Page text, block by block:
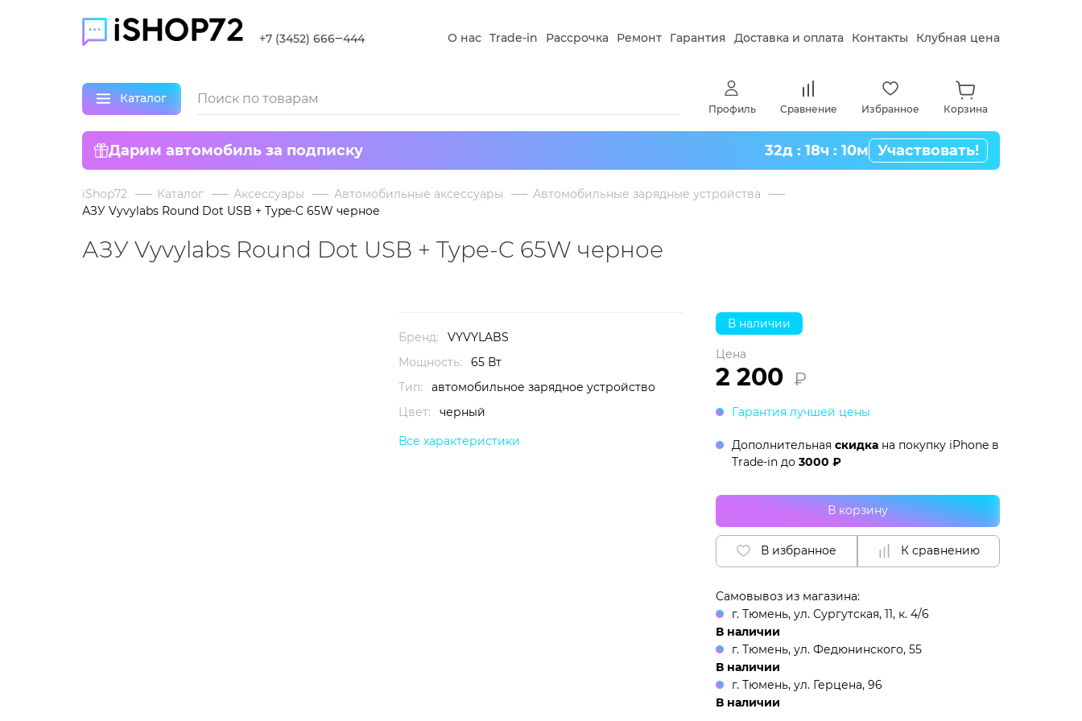
+7 (3452) 666‒444 О нас Trade-in Рассрочка Ремонт Гарантия Доставка и оплата Контакты Клубная цена
Каталог
Профиль Сравнение Избранное Корзина
Дарим автомобиль за подписку 32д : 18ч : 10м Участвовать!
iShop72 Каталог Аксессуары Автомобильные аксессуары
Автомобильные зарядные устройства
АЗУ Vyvylabs Round Dot USB + Type-C 65W черное
АЗУ Vyvylabs Round Dot USB + Type-C 65W черное
Бренд:
VYVYLABS
Мощность:
65 Вт
Тип:
автомобильное зарядное устройство
Цвет:
черный
Все характеристики
В наличии
Цена
2 200 ₽
Гарантия лучшей цены
Дополнительная скидкана покупку iPhone в
Trade-inдо 3000 ₽
В корзину
В избранное К сравнению
Самовывоз из магазина:
г. Тюмень, ул. Сургутская, 11, к. 4/6
В наличии
г. Тюмень, ул. Федюнинского, 55
В наличии
г. Тюмень, ул. Герцена, 96
В наличии